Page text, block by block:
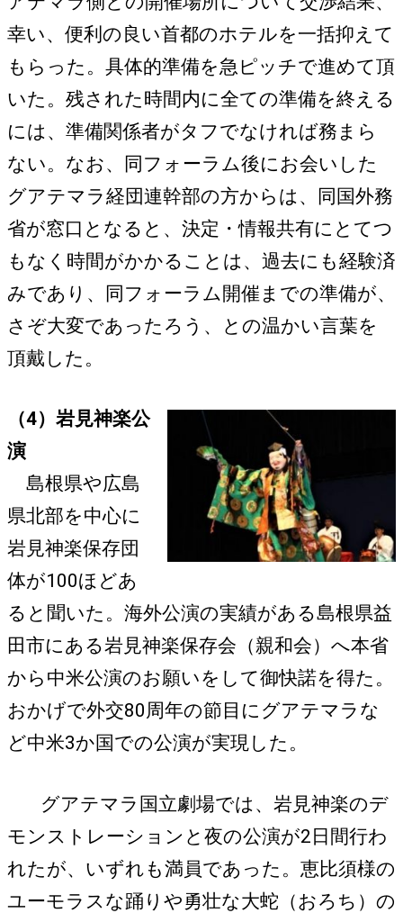
幸い、便利の良い首都のホテルを一括抑えて
もらった。具体的準備を急ピッチで進めて頂
いた。残された時間内に全ての準備を終える
には、準備関係者がタフでなければ務まら
ない。なお、同フォーラム後にお会いした
グアテマラ経団連幹部の方からは、同国外務
省が窓口となると、決定・情報共有にとてつ
もなく時間がかかることは、過去にも経験済
みであり、同フォーラム開催までの準備が、
さぞ大変であったろう、との温かい言葉を
頂戴した。
（4）岩見神楽公
演
島根県や広島
県北部を中心に
岩見神楽保存団
体が100ほどあ
ると聞いた。海外公演の実績がある島根県益
田市にある岩見神楽保存会（親和会）へ本省
から中米公演のお願いをして御快諾を得た。
おかげで外交80周年の節目にグアテマラな
ど中米3か国での公演が実現した。
グアテマラ国立劇場では、岩見神楽のデ
モンストレーションと夜の公演が2日間行わ
れたが、いずれも満員であった。恵比須様の
ユーモラスな踊りや勇壮な大蛇（おろち）の